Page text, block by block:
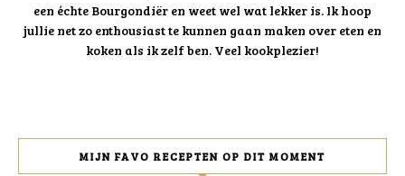
een échte Bourgondiër en weet wel wat lekker is. Ik hoop
jullie net zo enthousiast te kunnen gaan maken over eten en
koken als ik zelf ben. Veel kookplezier!
MIJN FAVO RECEPTEN OP DIT MOMENT